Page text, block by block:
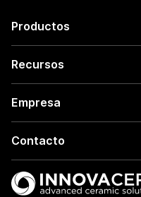
Productos
Recursos
Empresa
Contacto